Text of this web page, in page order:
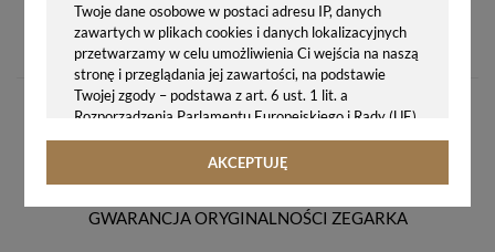
Twoje dane osobowe w postaci adresu IP, danych
zawartych w plikach cookies i danych lokalizacyjnych
przetwarzamy w celu umożliwienia Ci wejścia na naszą
stronę i przeglądania jej zawartości, na podstawie
Twojej zgody – podstawa z art. 6 ust. 1 lit. a
Rozporządzenia Parlamentu Europejskiego i Rady (UE)
2016/679 z 27.04.2016 r. w sprawie ochrony osób
fizycznych w związku z przetwarzaniem danych
rozporządzenie o ochronie danych, tj. RODO).
AKCEPTUJĘ
107,00 zł
GWARANCJA ORYGINALNOŚCI ZEGARKA